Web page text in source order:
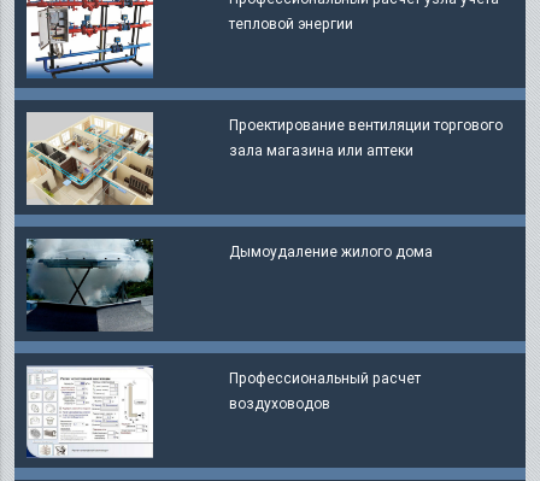
тепловой энергии
Проектирование вентиляции торгового
зала магазина или аптеки
Дымоудаление жилого дома
Профессиональный расчет
воздуховодов